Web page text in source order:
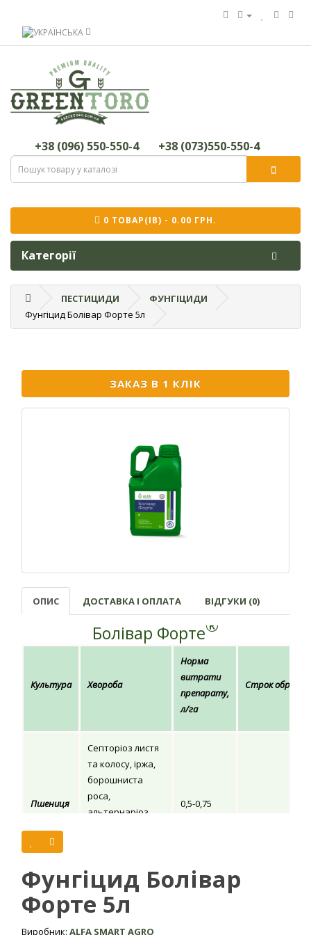
+38 (096) 550-550-4 +38 (073)550-550-4
0 ТОВАР(ІВ) - 0.00 ГРН.
Категорії
ПЕСТИЦИДИ
ФУНГІЦИДИ
Фунгіцид Болівар Форте 5л
ЗАКАЗ В 1 КЛІК
ОПИС ДОСТАВКА І ОПЛАТА ВІДГУКИ (0)
Болівар Форте®
Культура Хвороба
Норма
витрати
препарату,
л/га
Строк обробки
Пшениця
Септоріоз листя
та колосу, іржа,
борошниста
роса,
альтернаріоз,
0,5-0,75
Ріпак
Фомоз,
альтернаріоз,
сіра гниль,
Фунгіцид Болівар
Форте 5л
Виробник: ALFA SMART AGRO